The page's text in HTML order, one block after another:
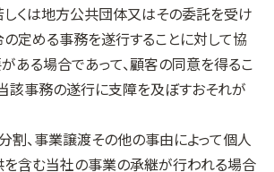
くは地方公共団体又はその委託を受け
定める事務を遂行することに対して協
ある場合であって、顧客の同意を得るこ
該事務の遂行に支障を及ぼすおそれが
割、事業譲渡その他の事由によって個人
含む当社の事業の承継が行われる場合